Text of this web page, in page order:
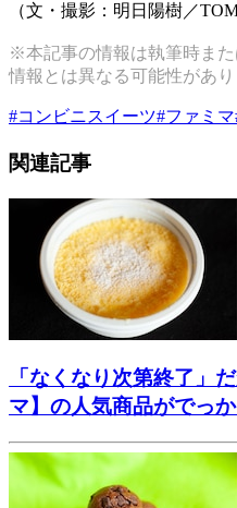
（文・撮影：明日陽樹／
※本記事の情報は執筆時ま
情報とは異なる可能性があ
#コンビニスイーツ#ファミマ
関連記事
「なくなり次第終了」
マ】の人気商品がでっ